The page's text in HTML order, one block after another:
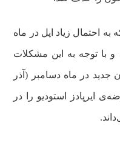
به احتمال زیاد اپل در ماه
و با توجه به این مشکلات
جدید در ماه دسامبر (آذر
ایرپادز استودیو را در